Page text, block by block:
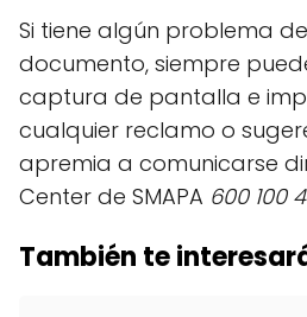
Si tiene algún problema
documento, siempre
captura de pantalla e
cualquier reclamo o
apremia a comunicarse
Center de SMAPA 600 100
También te